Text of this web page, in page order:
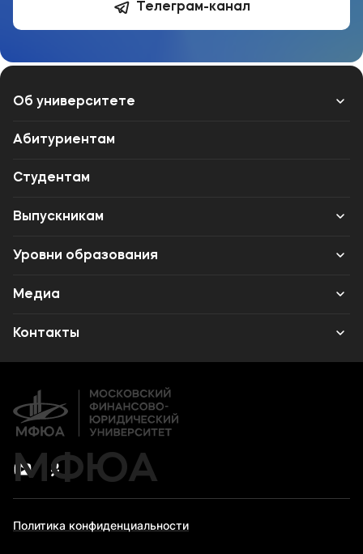
Телеграм-канал
Об университете
Лицензии и документы
Сведения об образовательной организации
Абитуриенту
Абитуриентам
Студентам
Выпускникам
Карьера
Уровни образования
Среднее профессиональное образование
Высшее образование
Дополнительное профессиональное образование
Медиа
Объявления
Новости
Контакты
МФЮА
Политика конфиденциальности